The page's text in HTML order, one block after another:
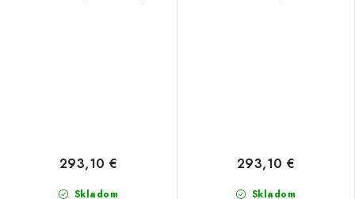
Skladom
293,10 €
Skladom
293,10 €